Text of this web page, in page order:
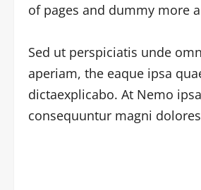
of pages and dummy more
Sed ut perspiciatis unde
aperiam, the eaque ipsa
dictaexplicabo. At Nemo
consequuntur magni